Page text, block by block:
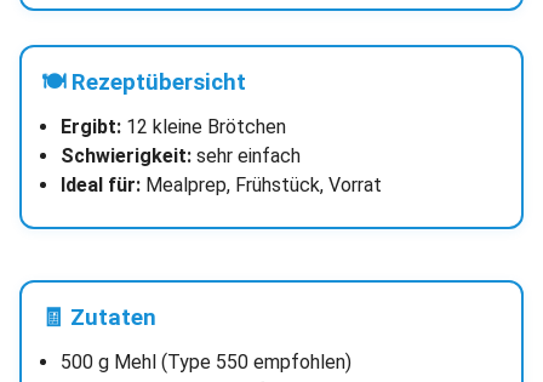
🍽 Rezeptübersicht
Ergibt:12 kleine Brötchen
Schwierigkeit:sehr einfach
Ideal für:Mealprep, Frühstück, Vorrat
🧾 Zutaten
500 g Mehl (Type 550 empfohlen)